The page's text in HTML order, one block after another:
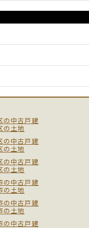
の中古戸建
の土地
の中古戸建
の土地
の中古戸建
の土地
の中古戸建
の土地
の中古戸建
の土地
の中古戸建